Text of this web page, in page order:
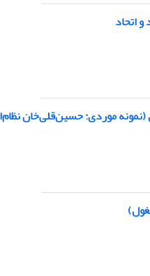
اتحاد
نظام‌السلطنه مافی، 1325-